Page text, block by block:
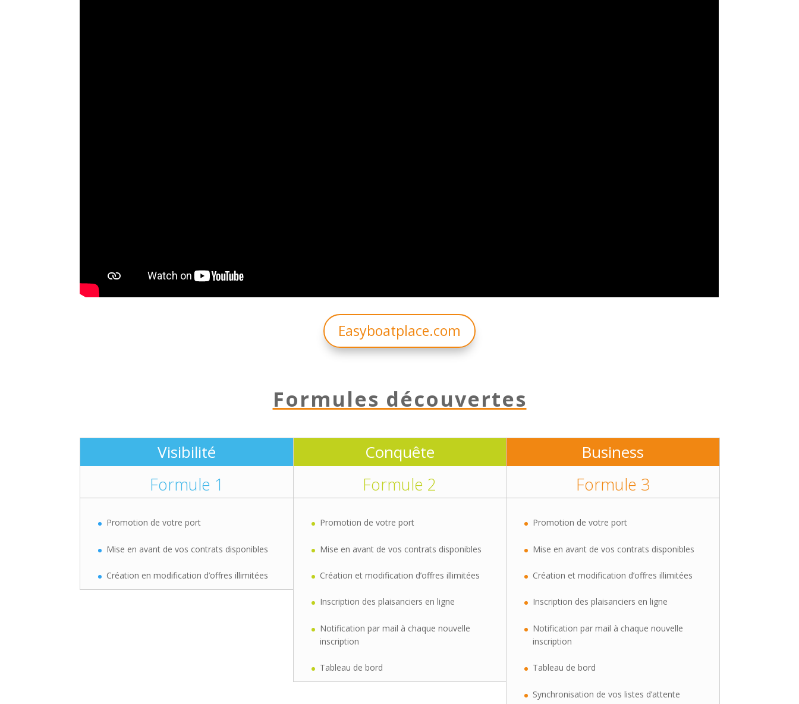
Easyboatplace.com
Formules découvertes
Visibilité
Formule 1
Promotion de votre port
Mise en avant de vos contrats disponibles
Création en modification d’offres illimitées
Conquête
Formule 2
Promotion de votre port
Mise en avant de vos contrats disponibles
Création et modification d’offres illimitées
Inscription des plaisanciers en ligne
Notification par mail à chaque nouvelle
inscription
Tableau de bord
Business
Formule 3
Promotion de votre port
Mise en avant de vos contrats disponibles
Création et modification d’offres illimitées
Inscription des plaisanciers en ligne
Notification par mail à chaque nouvelle
inscription
Tableau de bord
Synchronisation de vos listes d’attente